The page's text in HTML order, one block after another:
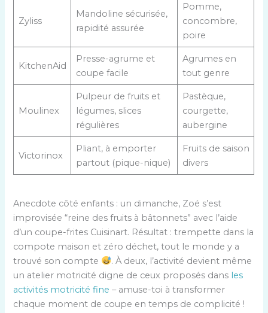
Zyliss
Mandoline sécurisée,
rapidité assurée
Pomme,
concombre,
poire
KitchenAid
Presse-agrume et
coupe facile
Agrumes en
tout genre
Moulinex
Pulpeur de fruits et
légumes, slices
régulières
Pastèque,
courgette,
aubergine
Victorinox
Pliant, à emporter
partout (pique-nique)
Fruits de saison
divers
Anecdote côté enfants : un dimanche, Zoé s’est
improvisée “reine des fruits à bâtonnets” avec l’aide
d’un coupe-frites Cuisinart. Résultat : trempette dans la
compote maison et zéro déchet, tout le monde y a
trouvé son compte
. À deux, l’activité devient même
un atelier motricité digne de ceux proposés dans les
activités motricité fine – amuse-toi à transformer
chaque moment de coupe en temps de complicité !